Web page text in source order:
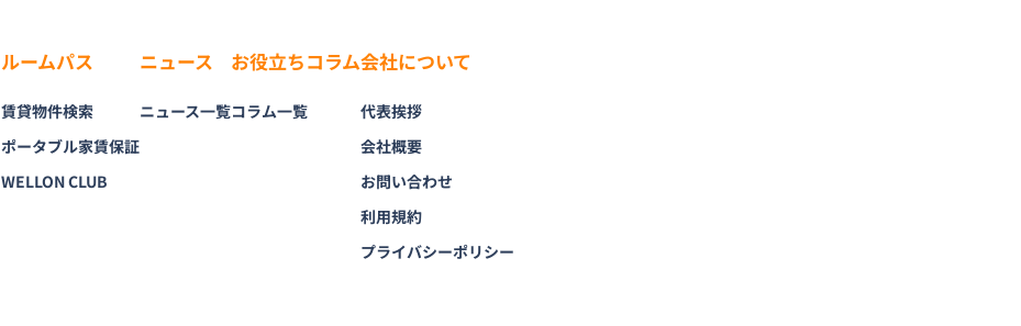
ルームパス
賃貸物件検索
ポータブル家賃保証
WELLON CLUB
ニュース
ニュース一覧
お役立ちコラム
コラム一覧
会社について
代表挨拶
会社概要
お問い合わせ
利用規約
プライバシーポリシー